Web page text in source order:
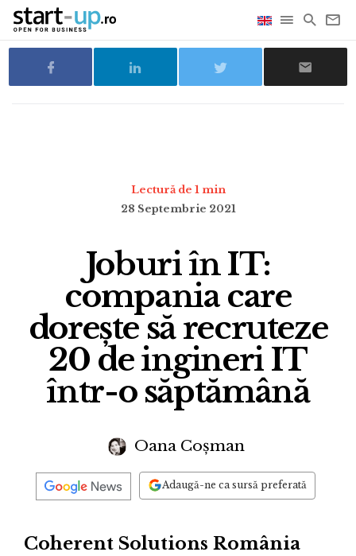
Lectură de 1 min
28 Septembrie 2021
Joburi în IT:
compania care
dorește să recruteze
20 de ingineri IT
într-o săptămână
Oana Coșman
Adaugă-ne ca sursă preferată
Coherent Solutions România